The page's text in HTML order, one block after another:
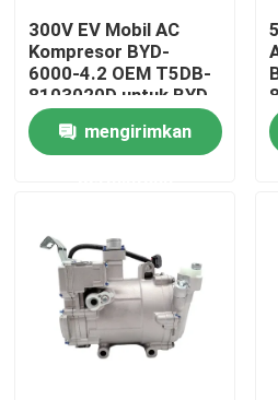
Produk
Video
300V EV Mobil AC
Kompresor BYD-
6000-4.2 OEM T5DB-
8103020D untuk BYD
V3
mengirimkan